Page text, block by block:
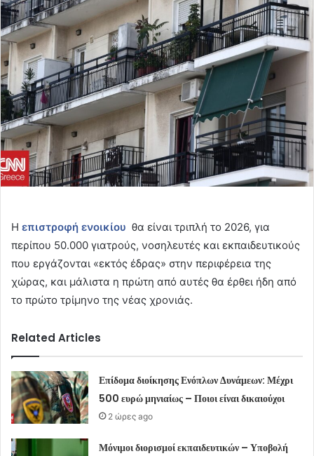
email
Η επιστροφή ενοικίου θα είναι τριπλή το 2026, για
περίπου 50.000 γιατρούς, νοσηλευτές και εκπαιδευτικούς
που εργάζονται «εκτός έδρας» στην περιφέρεια της
χώρας, και μάλιστα η πρώτη από αυτές θα έρθει ήδη από
το πρώτο τρίμηνο της νέας χρονιάς.
Related Articles
Επίδομα διοίκησης Ενόπλων Δυνάμεων: Μέχρι
500 ευρώ μηνιαίως – Ποιοι είναι δικαιούχοι
2 ώρες ago
Μόνιμοι διορισμοί εκπαιδευτικών – Υποβολή